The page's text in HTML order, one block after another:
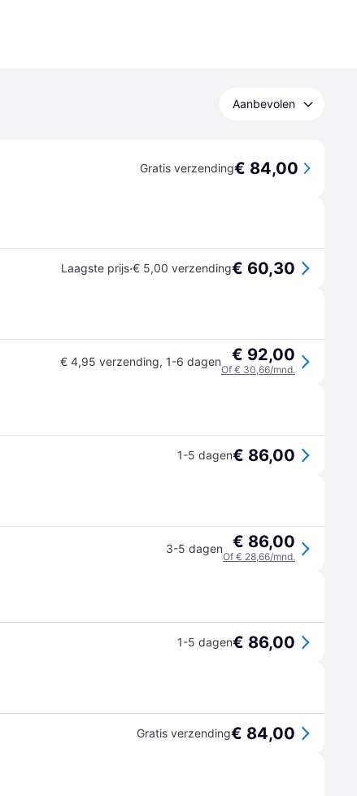
Aanbevolen
Gratis verzending€ 84,00
Laagste prijs·€ 5,00 verzending€ 60,30
€ 4,95 verzending, 1-6 dagen € 92,00
Of € 30,66/mnd.
1-5 dagen€ 86,00
3-5 dagen € 86,00
Of € 28,66/mnd.
1-5 dagen€ 86,00
Gratis verzending€ 84,00